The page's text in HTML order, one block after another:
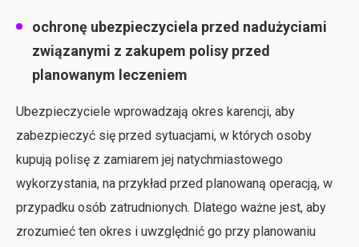
ochronę ubezpieczyciela przed nadużyciami
związanymi z zakupem polisy przed
planowanym leczeniem
Ubezpieczyciele wprowadzają okres karencji, aby
zabezpieczyć się przed sytuacjami, w których osoby
kupują polisę z zamiarem jej natychmiastowego
wykorzystania, na przykład przed planowaną operacją, w
przypadku osób zatrudnionych. Dlatego ważne jest, aby
zrozumieć ten okres i uwzględnić go przy planowaniu